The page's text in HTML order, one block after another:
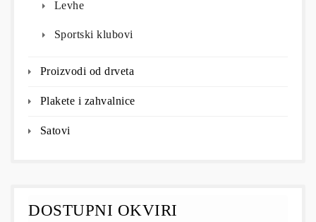
Levhe
Sportski klubovi
Proizvodi od drveta
Plakete i zahvalnice
Satovi
DOSTUPNI OKVIRI